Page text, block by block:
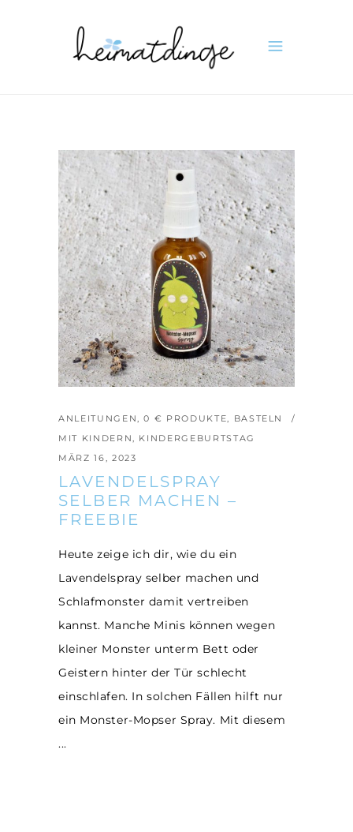
ANLEITUNGEN,0 € PRODUKTE, BASTELN
MIT KINDERN, KINDERGEBURTSTAG
MÄRZ 16, 2023
LAVENDELSPRAY
SELBER MACHEN –
FREEBIE
Heute zeige ich dir, wie du ein
Lavendelspray selber machen und
Schlafmonster damit vertreiben
kannst. Manche Minis können wegen
kleiner Monster unterm Bett oder
Geistern hinter der Tür schlecht
einschlafen. In solchen Fällen hilft nur
ein Monster-Mopser Spray. Mit diesem